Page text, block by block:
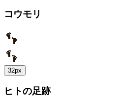
コウモリ
32px
ヒトの足跡